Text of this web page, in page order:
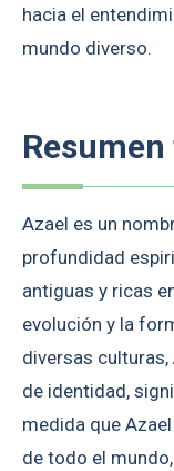
hacia el
mundo diverso.
Azael es un
profundidad
antiguas y ricas
evolución y la
diversas culturas,
de identidad,
medida que
de todo el